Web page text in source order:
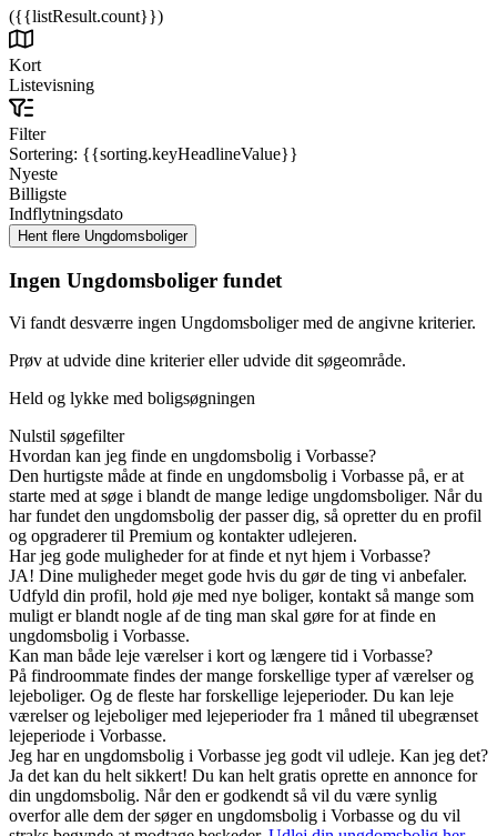
({{listResult.count}})
Kort
Listevisning
Filter
Sortering: {{sorting.keyHeadlineValue}}
Nyeste
Billigste
Indflytningsdato
Ingen Ungdomsboliger fundet
Vi fandt desværre ingen Ungdomsboliger med de angivne kriterier.
Prøv at udvide dine kriterier eller udvide dit søgeområde.
Held og lykke med boligsøgningen
Nulstil søgefilter
Hvordan kan jeg finde en ungdomsbolig i Vorbasse?
Den hurtigste måde at finde en ungdomsbolig i Vorbasse på, er at
starte med at søge i blandt de mange ledige ungdomsboliger. Når du
har fundet den ungdomsbolig der passer dig, så opretter du en profil
og opgraderer til Premium og kontakter udlejeren.
Har jeg gode muligheder for at finde et nyt hjem i Vorbasse?
JA! Dine muligheder meget gode hvis du gør de ting vi anbefaler.
Udfyld din profil, hold øje med nye boliger, kontakt så mange som
muligt er blandt nogle af de ting man skal gøre for at finde en
ungdomsbolig i Vorbasse.
Kan man både leje værelser i kort og længere tid i Vorbasse?
På findroommate findes der mange forskellige typer af værelser og
lejeboliger. Og de fleste har forskellige lejeperioder. Du kan leje
værelser og lejeboliger med lejeperioder fra 1 måned til ubegrænset
lejeperiode i Vorbasse.
Jeg har en ungdomsbolig i Vorbasse jeg godt vil udleje. Kan jeg det?
Ja det kan du helt sikkert! Du kan helt gratis oprette en annonce for
din ungdomsbolig. Når den er godkendt så vil du være synlig
overfor alle dem der søger en ungdomsbolig i Vorbasse og du vil